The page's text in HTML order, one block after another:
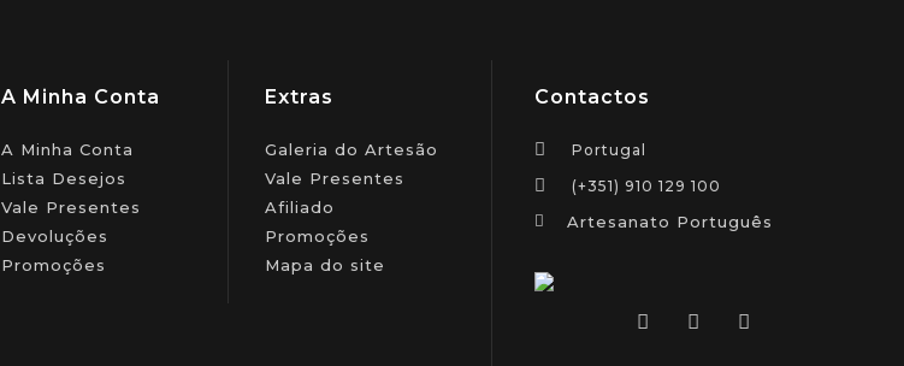
A Minha Conta
A Minha Conta
Lista Desejos
Vale Presentes
Devoluções
Promoções
Extras
Galeria do Artesão
Vale Presentes
Afiliado
Promoções
Mapa do site
Contactos
Portugal
(+351) 910 129 100
Artesanato Português